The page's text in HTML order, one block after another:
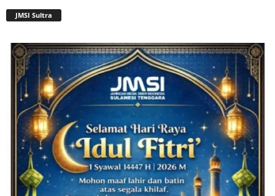
JMSI Sultra